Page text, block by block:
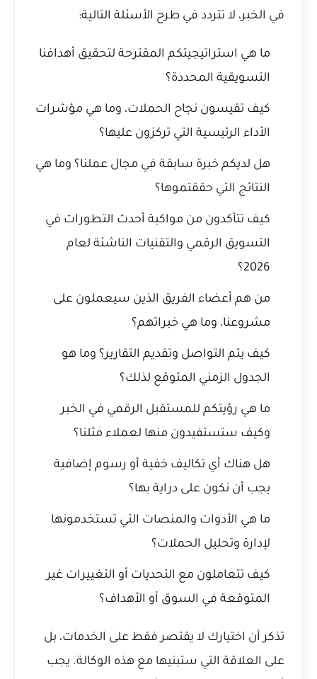
في الخبر، لا تتردد في طرح الأسئلة التالية:
ما هي استراتيجيتكم المقترحة لتحقيق أهدافنا
التسويقية المحددة؟
كيف تقيسون نجاح الحملات، وما هي مؤشرات
الأداء الرئيسية التي تركزون عليها؟
هل لديكم خبرة سابقة في مجال عملنا؟ وما هي
النتائج التي حققتموها؟
كيف تتأكدون من مواكبة أحدث التطورات في
التسويق الرقمي والتقنيات الناشئة لعام
2026؟
من هم أعضاء الفريق الذين سيعملون على
مشروعنا، وما هي خبراتهم؟
كيف يتم التواصل وتقديم التقارير؟ وما هو
الجدول الزمني المتوقع لذلك؟
ما هي رؤيتكم للمستقبل الرقمي في الخبر
وكيف ستستفيدون منها لعملاء مثلنا؟
هل هناك أي تكاليف خفية أو رسوم إضافية
يجب أن نكون على دراية بها؟
ما هي الأدوات والمنصات التي تستخدمونها
لإدارة وتحليل الحملات؟
كيف تتعاملون مع التحديات أو التغييرات غير
المتوقعة في السوق أو الأهداف؟
تذكر أن اختيارك لا يقتصر فقط على الخدمات، بل
على العلاقة التي ستبنيها مع هذه الوكالة. يجب